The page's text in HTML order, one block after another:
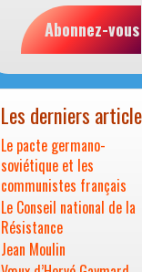
Abonnez-vous
Les derniers
Le pacte germano-
soviétique et les
communistes français
Le Conseil national de la
Résistance
Jean Moulin